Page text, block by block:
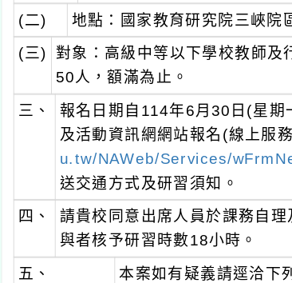
(二)
地點：國家教育研究院三峽院
(三)
對象：高級中等以下學校教師及
50人，額滿為止。
三、
報名日期自114年6月30日(星
及活動資訊網網站報名(線上服
u.tw/NAWeb/Services/
送交通方式及研習須知。
四、
請貴校同意出席人員於課務自
與者核予研習時數18小時。
五、 本案如有疑義請逕洽下